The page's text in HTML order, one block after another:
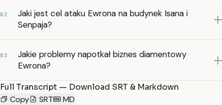
02
Jaki jest cel ataku Ewrona na budynek Isana i
Senpaja?
03
Jakie problemy napotkał biznes diamentowy
Ewrona?
Full Transcript — Download SRT & Markdown
Copy
SRT MD